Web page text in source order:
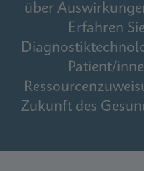
über
Erfahren
Patient/
Zukunft des